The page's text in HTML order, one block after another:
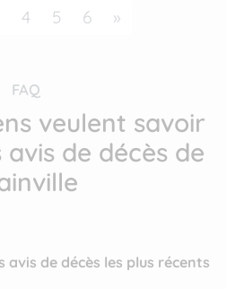
4 5 6 »Suivant
FAQ
veulent savoir
de décès de
avis de décès les plus récents